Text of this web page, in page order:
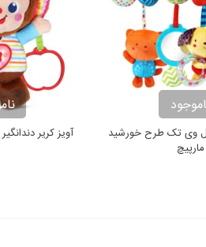
وی تک طرح خورشید
مارپیچ
آویز کریر